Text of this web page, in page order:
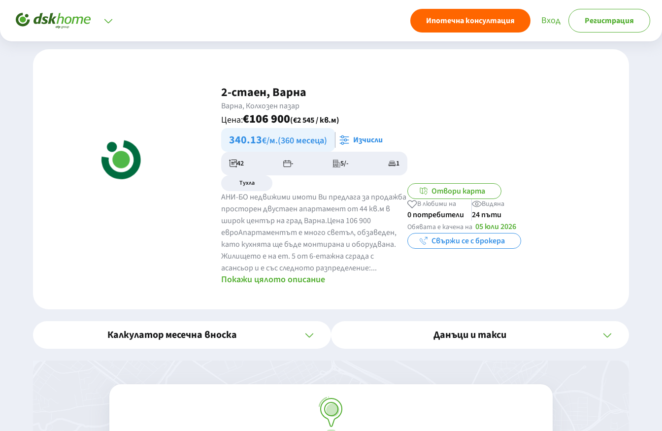
Ипотечна консултация Вход Регистрация
2-стаен, Варна
Варна, Колхозен пазар
Цена:€106 900(€2 545 / кв.м)
340.13€/м.(360 месеца) Изчисли
42 - 5/- 1
Тухла
АНИ-БО недвижими имоти Ви предлага за продажба
просторен двустаен апартамент от 44 кв.м в
широк център на град Варна.Цена 106 900
евроАпартаментът е много светъл, обзаведен,
като кухнята ще бъде монтирана и оборудвана.
Жилището е на ет. 5 от 6-етажна сграда с
асансьор и е със следното разпределение:...
Покажи цялото описание
Отвори карта
В любими на
0 потребители
Видяна
24 пъти
Обявата е качена на 05 юли 2026
Свържи се с брокера
Калкулатор месечна вноска Данъци и такси